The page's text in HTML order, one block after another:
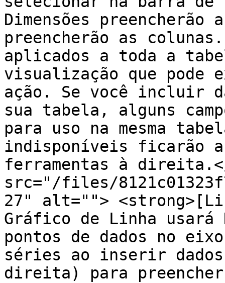
Dimensões
preencherão as
aplicados a toda a
visualização que pode
ação. Se você incluir
sua tabela, alguns
para uso na mesma
indisponíveis ficarão
ferramentas à
src="/files/
27" alt="">
Gráfico de Linha usará
pontos de dados no
séries ao inserir
direita) para